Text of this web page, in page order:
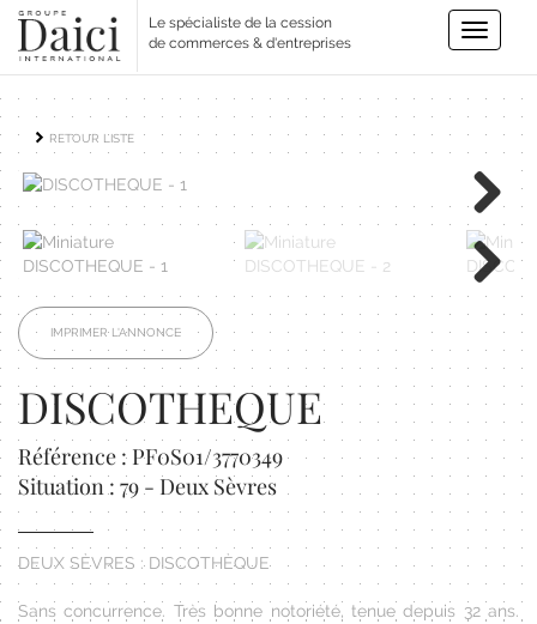
Le spécialiste de la cession
de commerces & d'entreprises
Toggle
RETOUR LISTE
Next
Next
IMPRIMER L'ANNONCE
DISCOTHEQUE
Référence : PF0S01/3770349
Situation : 79 - Deux Sèvres
DEUX SÈVRES : DISCOTHÈQUE
Sans concurrence. Très bonne notoriété, tenue depuis 32 ans.